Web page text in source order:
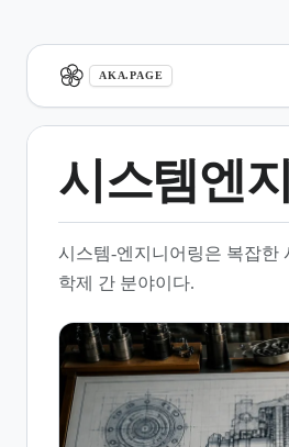
AKA.PAGE
시스템엔
시스템-엔지니어링은 복잡한
학제 간 분야이다.
개요
시스템엔지니어링 엔진과 기술
시스템 수명 주기 모델
타 공학 분야와의 비교